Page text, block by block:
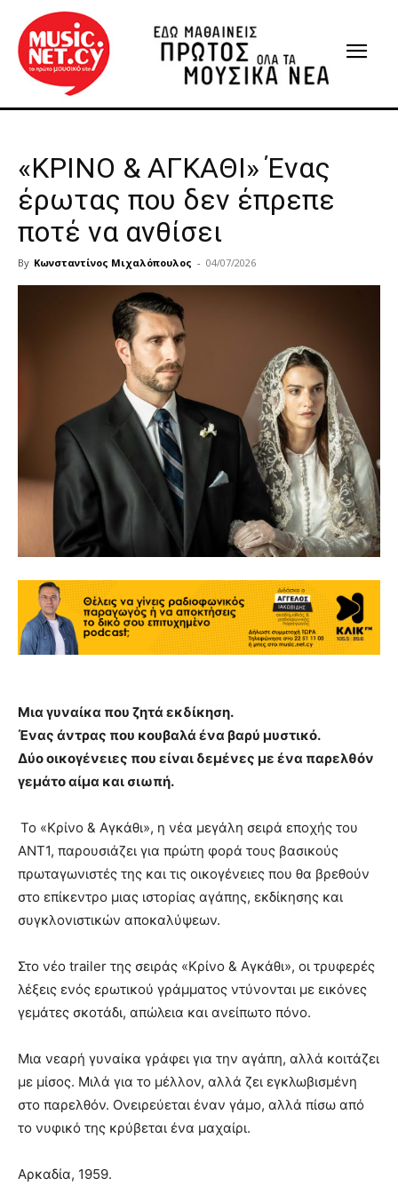
«ΚΡΙΝΟ & ΑΓΚΑΘΙ» Ένας
έρωτας που δεν έπρεπε
ποτέ να ανθίσει
By Κωνσταντίνος Μιχαλόπουλος - 04/07/2026
Μια γυναίκα που ζητά εκδίκηση.
Ένας άντρας που κουβαλά ένα βαρύ μυστικό.
Δύο οικογένειες που είναι δεμένες με ένα παρελθόν
γεμάτο αίμα και σιωπή.
Το «Κρίνο & Αγκάθι», η νέα μεγάλη σειρά εποχής του
ΑΝΤ1, παρουσιάζει για πρώτη φορά τους βασικούς
πρωταγωνιστές της και τις οικογένειες που θα βρεθούν
στο επίκεντρο μιας ιστορίας αγάπης, εκδίκησης και
συγκλονιστικών αποκαλύψεων.
Στο νέο trailer της σειράς «Κρίνο & Αγκάθι», οι τρυφερές
λέξεις ενός ερωτικού γράμματος ντύνονται με εικόνες
γεμάτες σκοτάδι, απώλεια και ανείπωτο πόνο.
Μια νεαρή γυναίκα γράφει για την αγάπη, αλλά κοιτάζει
με μίσος. Μιλά για το μέλλον, αλλά ζει εγκλωβισμένη
στο παρελθόν. Ονειρεύεται έναν γάμο, αλλά πίσω από
το νυφικό της κρύβεται ένα μαχαίρι.
Αρκαδία, 1959.